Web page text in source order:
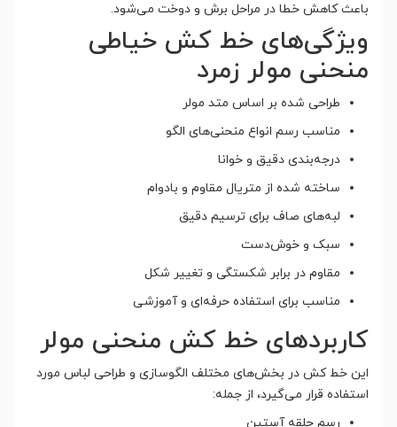
باعث کاهش خطا در مراحل برش و دوخت می‌شود.
ویژگی‌های خط کش خیاطی
منحنی مولر زمرد
طراحی شده بر اساس متد مولر
مناسب رسم انواع منحنی‌های الگو
درجه‌بندی دقیق و خوانا
ساخته شده از متریال مقاوم و بادوام
لبه‌های صاف برای ترسیم دقیق
سبک و خوش‌دست
مقاوم در برابر شکستگی و تغییر شکل
مناسب برای استفاده حرفه‌ای و آموزشی
کاربردهای خط کش منحنی مولر
این خط کش در بخش‌های مختلف الگوسازی و طراحی لباس مورد
استفاده قرار می‌گیرد، از جمله:
رسم حلقه آستین